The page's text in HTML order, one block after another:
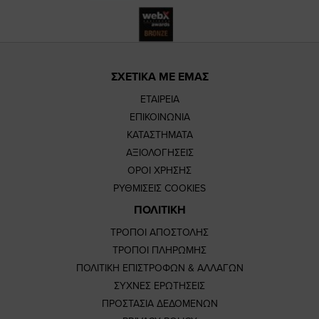
ΣΧΕΤΙΚΑ ΜΕ ΕΜΑΣ
ΕΤΑΙΡΕΙΑ
ΕΠΙΚΟΙΝΩΝΙΑ
ΚΑΤΑΣΤΗΜΑΤΑ
ΑΞΙΟΛΟΓΗΣΕΙΣ
ΟΡΟΙ ΧΡΗΣΗΣ
ΡΥΘΜΙΣΕΙΣ COOKIES
ΠΟΛΙΤΙΚΗ
ΤΡΟΠΟΙ ΑΠΟΣΤΟΛΗΣ
ΤΡΟΠΟΙ ΠΛΗΡΩΜΗΣ
ΠΟΛΙΤΙΚΗ ΕΠΙΣΤΡΟΦΩΝ & ΑΛΛΑΓΩΝ
ΣΥΧΝΕΣ ΕΡΩΤΗΣΕΙΣ
ΠΡΟΣΤΑΣΙΑ ΔΕΔΟΜΕΝΩΝ